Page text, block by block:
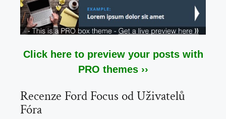
Click here to preview your posts with
PRO themes ››
Recenze Ford Focus od Uživatelů
Fóra